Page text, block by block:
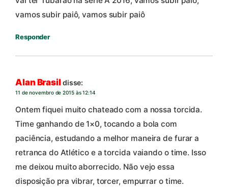
vamos subir paiô, vamos subir paiô
Responder
Alan Brasildisse:
11 de novembro de 2015 às 12:14
Ontem fiquei muito chateado com a nossa torcida.
Time ganhando de 1×0, tocando a bola com
paciência, estudando a melhor maneira de furar a
retranca do Atlético e a torcida vaiando o time. Isso
me deixou muito aborrecido. Não vejo essa
disposição pra vibrar, torcer, empurrar o time.